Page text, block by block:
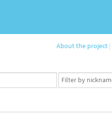
About the project |
App
user